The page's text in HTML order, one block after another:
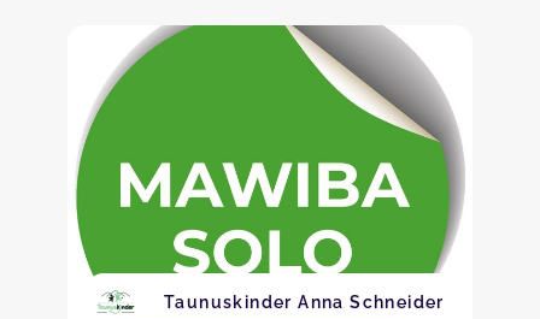
Taunuskinder Anna Schneider